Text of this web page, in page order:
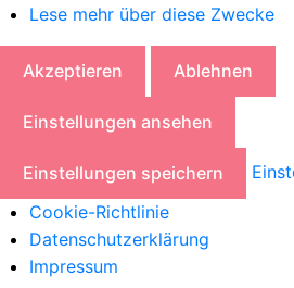
Lese mehr über diese Zwecke
Akzeptieren Ablehnen
Einstellungen ansehen
Einstellungen speichern
Cookie-Richtlinie
Datenschutzerklärung
Impressum